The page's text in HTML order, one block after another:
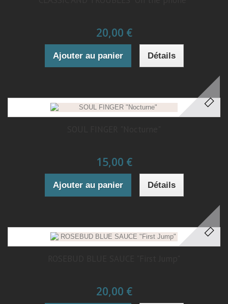
20,00 €
Ajouter au panier Détails
15,00 €
Ajouter au panier Détails
20,00 €